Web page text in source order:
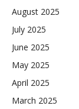
August 2025
July 2025
June 2025
May 2025
April 2025
March 2025